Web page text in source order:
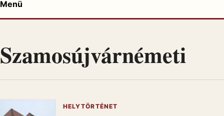
Menü
Szamosújvárnémeti
HELYTÖRTÉNET